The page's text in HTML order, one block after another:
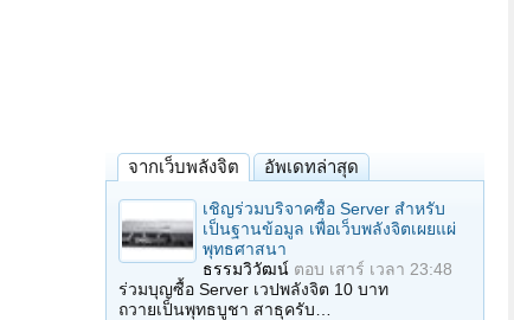
จากเว็บพลังจิต อัพเดทล่าสุด
เชิญร่วมบริจาคซื้อ Server สำหรับ
เป็นฐานข้อมูล เพื่อเว็บพลังจิตเผยแผ่
พุทธศาสนา
ธรรมวิวัฒน์ ตอบ เสาร์ เวลา 23:48
ร่วมบุญซื้อ Server เวปพลังจิต 10 บาท
ถวายเป็นพุทธบูชา สาธุครับ…